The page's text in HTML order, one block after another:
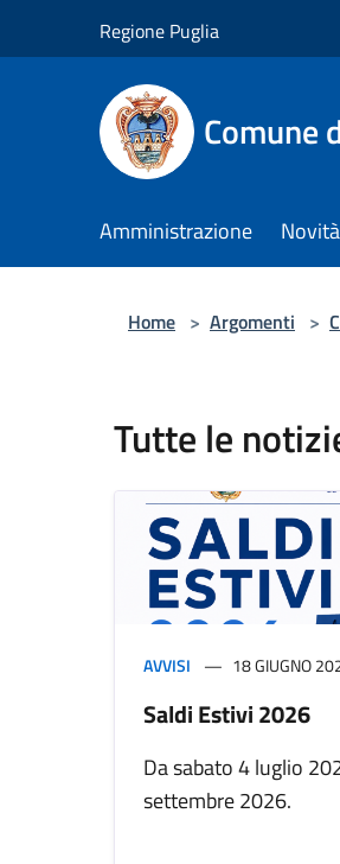
Regione Puglia
Comune
Amministrazione Novità
Home > Argomenti >
Tutte le
AVVISI 18 GIUGNO
Saldi Estivi 2026
Da sabato 4 luglio
settembre 2026.